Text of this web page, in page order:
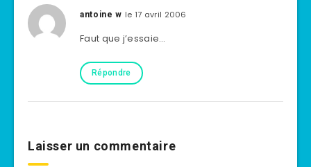
antoine w le 17 avril 2006
Faut que j’essaie…
Répondre
Laisser un commentaire